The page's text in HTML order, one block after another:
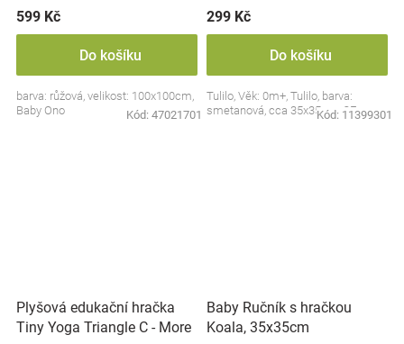
599 Kč
Do košíku
barva: růžová, velikost: 100x100cm,
Baby Ono
Kód: 47021701
299 Kč
Do košíku
Tulilo, Věk: 0m+, Tulilo, barva:
smetanová, cca 35x35cm, CE
Kód: 11399301
Plyšová edukační hračka
Tiny Yoga Triangle C - More
Baby Ručník s hračkou
Koala, 35x35cm